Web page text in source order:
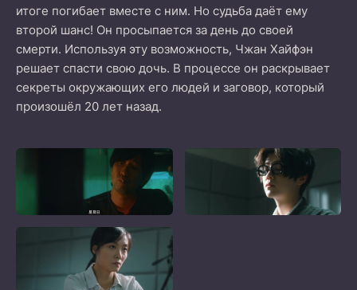
итоге погибает вместе с ним. Но судьба даёт ему
второй шанс! Он просыпается за день до своей
смерти. Используя эту возможность, Чжан Хайфэн
решает спасти свою дочь. В процессе он раскрывает
секреты окружающих его людей и заговор, который
произошёл 20 лет назад.